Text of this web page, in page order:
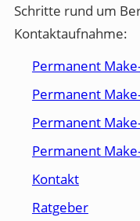
Schritte rund um
Kontaktaufnahme:
Permanent
Permanent
Permanent
Permanent
Kontakt
Ratgeber